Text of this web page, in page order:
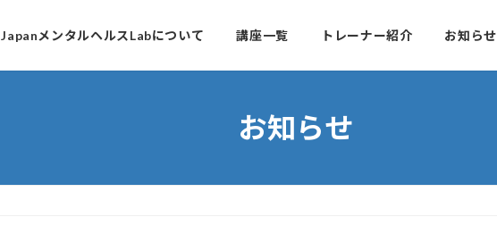
JapanメンタルヘルスLabについて 講座一覧 トレーナー紹介 お知らせ
お知らせ